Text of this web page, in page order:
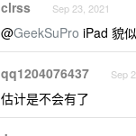
clrss Sep 23, 2021
@GeekSuPro iPad 貌
qq1204076437 Sep
估计是不会有了